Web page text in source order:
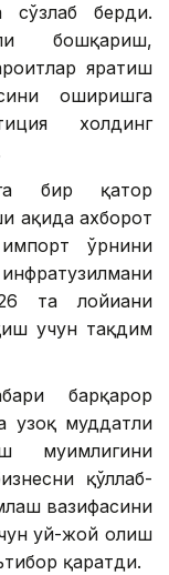
сўзлаб берди.
бошқариш,
яратиш
оширишга
холдинг
бир қатор
ҳақида ахборот
ўрнини
та лойиҳани
учун тақдим
барқарор
узоқ муддатли
муҳимлигини
қўллаб-
вазифасини
уй-жой олиш
қаратди.